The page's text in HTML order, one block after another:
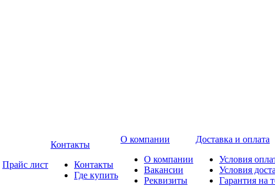
Прайс лист
Контакты
Контакты
Где купить
О компании
О компании
Вакансии
Реквизиты
Доставка и оплата
Условия
Условия
Гарантия на